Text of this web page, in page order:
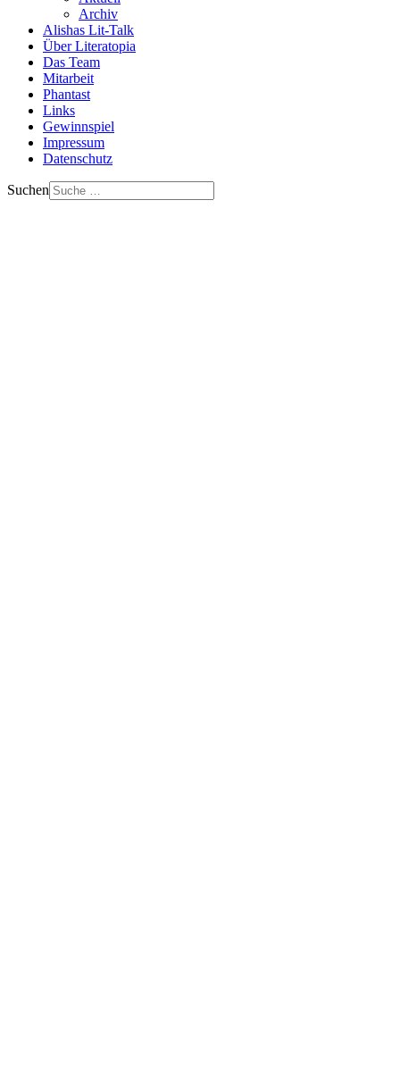
Archiv
Alishas Lit-Talk
Über Literatopia
Das Team
Mitarbeit
Phantast
Links
Gewinnspiel
Impressum
Datenschutz
Suchen